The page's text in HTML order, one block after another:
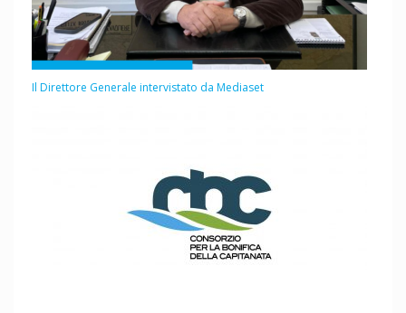
Il Direttore Generale intervistato da Mediaset